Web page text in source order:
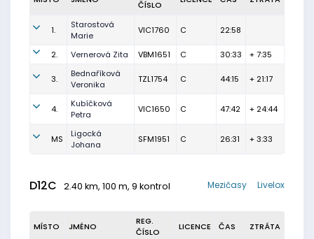
ČÍSLO
1.
Starostová
Marie
VIC1760 C 22:58
2. Vernerová Zita VBM1651 C 30:33 + 7:35
3.
Bednaříková
Veronika
TZL1754 C 44:15 + 21:17
4.
Kubíčková
Petra
VIC1650 C 47:42 + 24:44
MS
Ligocká
Johana
SFM1951 C 26:31 + 3:33
D12C 2.40 km, 100 m, 9 kontrol Livelox
Mezičasy
MÍSTO JMÉNO
REG.
ČÍSLO
LICENCE ČAS ZTRÁTA